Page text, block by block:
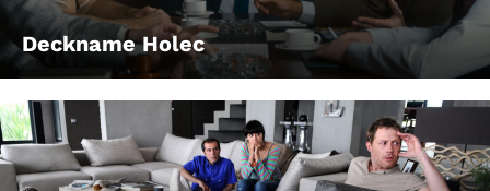
Deckname Holec